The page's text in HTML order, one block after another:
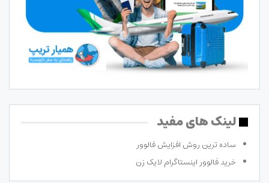
لینک های مفید
ساده ترین روش افزایش فالوور
خرید فالوور اینستاگرام لایک زن